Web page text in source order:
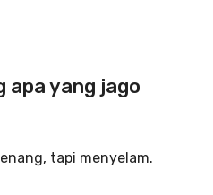
apa yang jago
tapi menyelam.